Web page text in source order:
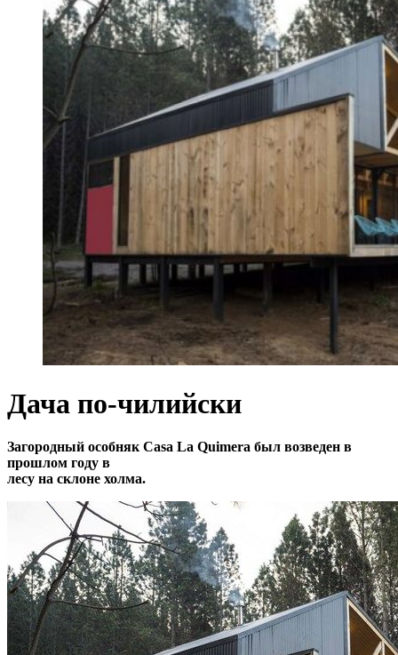
Дача по-чилийски
Загородный особняк Casa La Quimera был возведен в
прошлом году в
лесу на склоне холма.